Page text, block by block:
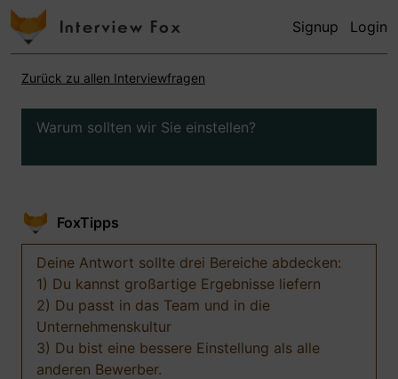
Signup Login
Zurück zu allen Interviewfragen
Warum sollten wir Sie einstellen?
FoxTipps
Deine Antwort sollte drei Bereiche abdecken:
1) Du kannst großartige Ergebnisse liefern
2) Du passt in das Team und in die
Unternehmenskultur
3) Du bist eine bessere Einstellung als alle
anderen Bewerber.